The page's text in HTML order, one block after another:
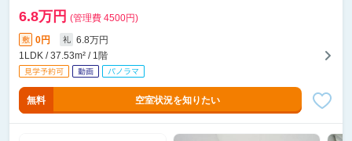
6.8万円 (管理費 4500円)
敷 0円 礼
6.8万円
1LDK / 37.53m² / 1階
無料 空室状況を知りたい